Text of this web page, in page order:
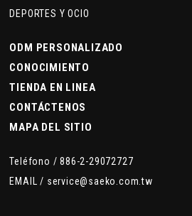
DEPORTES Y OCIO
ODM PERSONALIZADO
CONOCIMIENTO
TIENDA EN LINEA
CONTÁCTENOS
MAPA DEL SITIO
Teléfono /886-2-29072727
EMAIL / service@saeko.com.tw